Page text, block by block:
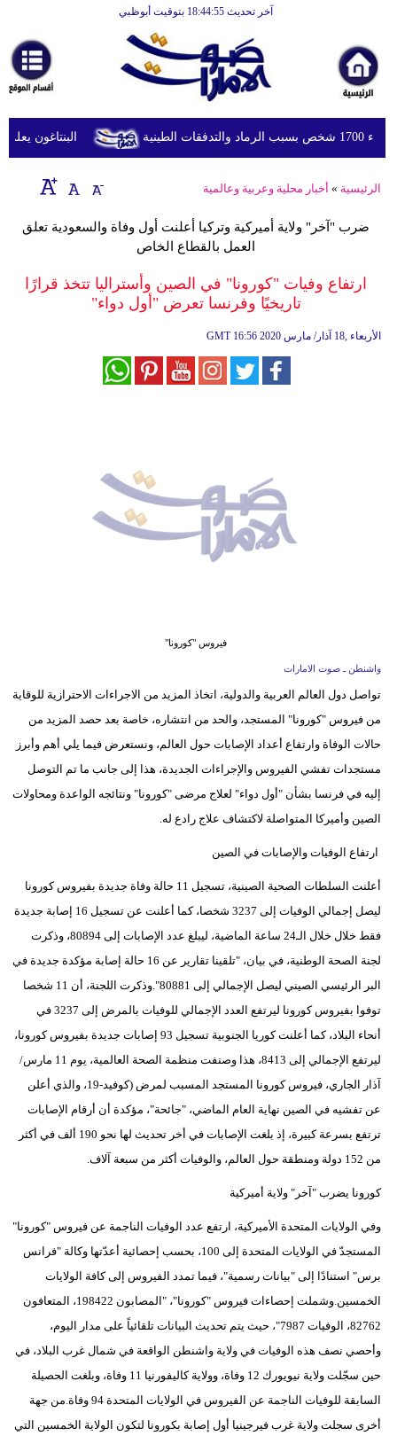
آخر تحديث 18:44:55 بتوقيت أبوظبي
أخبارعاجلة
رياضة
ثقافة
إقتصاد
وموسيقى
أزياء
علوم
وتكنولوجيا
بيئة
مدوَّنات
فيديو
البنتاغون يعلن
الرئيسية » أخبار محلية وعربية وعالمية
ضرب "آخر" ولاية أميركية وتركيا أعلنت أول وفاة والسعودية تعلق
العمل بالقطاع الخاص
ارتفاع وفيات "كورونا" في الصين وأستراليا تتخذ قرارًا
تاريخيًا وفرنسا تعرض "أول دواء"
GMT 16:56 2020 الأربعاء ,18 آذار/ مارس
فيروس "كورونا"
واشنطن ـ صوت الامارات
تواصل دول العالم العربية والدولية، اتخاذ المزيد من الاجراءات الاحترازية للوقاية
من فيروس "كورونا" المستجد، والحد من انتشاره، خاصة بعد حصد المزيد من
حالات الوفاة وارتفاع أعداد الإصابات حول العالم، ونستعرض فيما يلي أهم وأبرز
مستجدات تفشي الفيروس والإجراءات الجديدة، هذا إلى جانب ما تم التوصل
إليه في فرنسا بشأن "أول دواء" لعلاج مرضى "كورونا" ونتائجه الواعدة ومحاولات
الصين وأميركا المتواصلة لاكتشاف علاج رادع له.
ارتفاع الوفيات والإصابات في الصين
أعلنت السلطات الصحية الصينية، تسجيل 11 حالة وفاة جديدة بفيروس كورونا
ليصل إجمالي الوفيات إلى 3237 شخصا، كما أعلنت عن تسجيل 16 إصابة جديدة
فقط خلال خلال الـ24 ساعة الماضية، ليبلغ عدد الإصابات إلى 80894، وذكرت
لجنة الصحة الوطنية، في بيان، "تلقينا تقارير عن 16 حالة إصابة مؤكدة جديدة في
البر الرئيسي الصيني ليصل الإجمالي إلى 80881".وذكرت اللجنة، أن 11 شخصا
توفوا بفيروس كورونا ليرتفع العدد الإجمالي للوفيات بالمرض إلى 3237 في
أنحاء البلاد، كما أعلنت كوريا الجنوبية تسجيل 93 إصابات جديدة بفيروس كورونا،
ليرتفع الإجمالي إلى 8413، هذا وصنفت منظمة الصحة العالمية، يوم 11 مارس/
آذار الجاري، فيروس كورونا المستجد المسبب لمرض (كوفيد-19، والذي أعلن
عن تفشيه في الصين نهاية العام الماضي، "جائحة"، مؤكدة أن أرقام الإصابات
ترتفع بسرعة كبيرة، إذ بلغت الإصابات في أخر تحديث لها نحو 190 ألف في أكثر
من 152 دولة ومنطقة حول العالم، والوفيات أكثر من سبعة آلاف.
كورونا يضرب "آخر" ولاية أميركية
وفي الولايات المتحدة الأميركية، ارتفع عدد الوفيات الناجمة عن فيروس "كورونا"
المستجدّ في الولايات المتحدة إلى 100، بحسب إحصائية أعدّتها وكالة "فرانس
برس" استنادًا إلى "بيانات رسمية"، فيما تمدد الفيروس إلى كافة الولايات
الخمسين.وشملت إحصاءات فيروس "كورونا"، "المصابون 198422، المتعافون
82762، الوفيات 7987"، حيث يتم تحديث البيانات تلقائياً على مدار اليوم،
وأحصي نصف هذه الوفيات في ولاية واشنطن الواقعة في شمال غرب البلاد، في
حين سجّلت ولاية نيويورك 12 وفاة، وولاية كاليفورنيا 11 وفاة، وبلغت الحصيلة
السابقة للوفيات الناجمة عن الفيروس في الولايات المتحدة 94 وفاة.من جهة
أخرى سجلت ولاية غرب فيرجينيا أول إصابة بكورونا لتكون الولاية الخمسين التي